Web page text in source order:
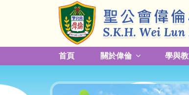
首頁 關於偉倫 學與教